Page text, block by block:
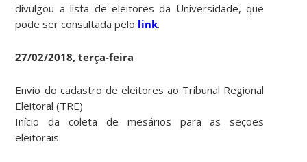
divulgou a lista de eleitores da Universidade, que
pode ser consultada pelo link.
27/02/2018, terça-feira
Envio do cadastro de eleitores ao Tribunal Regional
Eleitoral (TRE)
Início da coleta de mesários para as seções
eleitorais